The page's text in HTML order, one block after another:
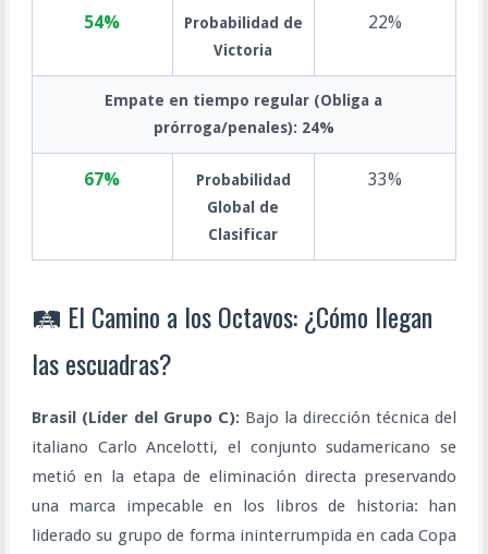
54%
Probabilidad de
Victoria
22%
Empate en tiempo regular (Obliga a
prórroga/penales): 24%
67%
Probabilidad
Global de
Clasificar
33%
🛤️ El Camino a los Octavos: ¿Cómo llegan
las escuadras?
Brasil (Líder del Grupo C): Bajo la dirección técnica del
italiano Carlo Ancelotti, el conjunto sudamericano se
metió en la etapa de eliminación directa preservando
una marca impecable en los libros de historia: han
liderado su grupo de forma ininterrumpida en cada Copa